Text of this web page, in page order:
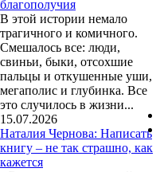
благополучия
В этой истории немало
трагичного и комичного.
Смешалось все: люди,
свиньи, быки, отсохшие
пальцы и откушенные уши,
мегаполис и глубинка. Все
это случилось в жизни...
15.07.2026
Наталия Чернова: Написать
книгу – не так страшно, как
кажется